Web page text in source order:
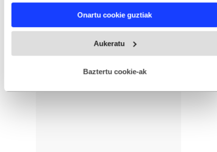
and set your preferences in thedetails section
fitxategiak erabiltzen ditu. Zure esperientzia eta zerbitzuak
esplizitua ematen diguzu.Gehiago irakurri
Onartu cookie guztiak
Aukeratu
Baztertu cookie-ak